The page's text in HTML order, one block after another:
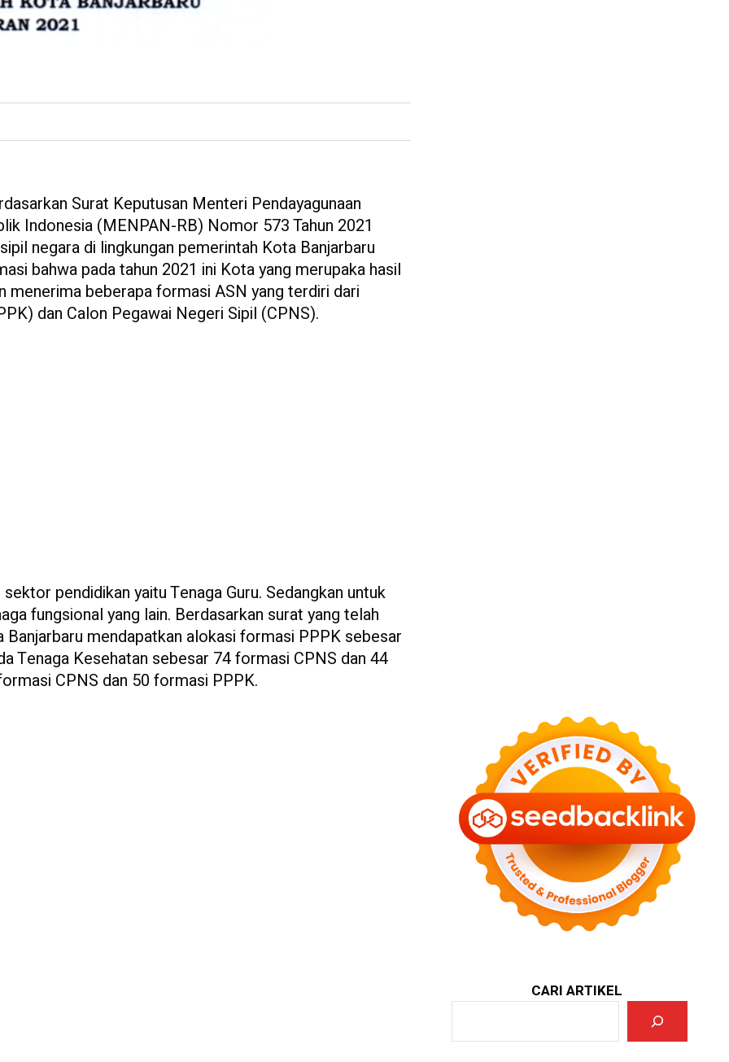
Surat Keputusan Menteri Pendayagunaan
Indonesia (MENPAN-RB) Nomor 573 Tahun 2021
negara di lingkungan pemerintah Kota Banjarbaru
bahwa pada tahun 2021 ini Kota yang merupaka hasil
menerima beberapa formasi ASN yang terdiri dari
dan Calon Pegawai Negeri Sipil (CPNS).
pendidikan yaitu Tenaga Guru. Sedangkan untuk
fungsional yang lain. Berdasarkan surat yang telah
mendapatkan alokasi formasi PPPK sebesar
Tenaga Kesehatan sebesar 74 formasi CPNS dan 44
CPNS dan 50 formasi PPPK.
CARI ARTIKEL